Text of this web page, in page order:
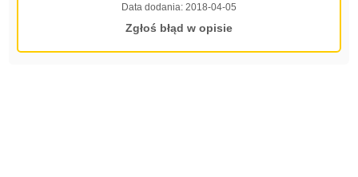
Data dodania: 2018-04-05
Zgłoś błąd w opisie